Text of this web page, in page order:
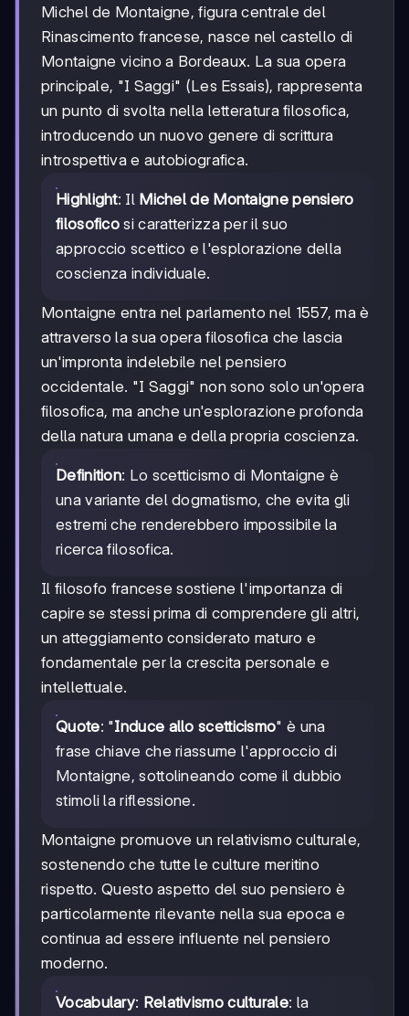
Michel de Montaigne, figura centrale del
Rinascimento francese, nasce nel castello di
Montaigne vicino a Bordeaux. La sua opera
principale, "I Saggi" (Les Essais), rappresenta
un punto di svolta nella letteratura filosofica,
introducendo un nuovo genere di scrittura
introspettiva e autobiografica.
Highlight: Il Michel de Montaigne pensiero
filosofico si caratterizza per il suo
approccio scettico e l'esplorazione della
coscienza individuale.
Montaigne entra nel parlamento nel 1557, ma è
attraverso la sua opera filosofica che lascia
un'impronta indelebile nel pensiero
occidentale. "I Saggi" non sono solo un'opera
filosofica, ma anche un'esplorazione profonda
della natura umana e della propria coscienza.
Definition: Lo scetticismo di Montaigne è
una variante del dogmatismo, che evita gli
estremi che renderebbero impossibile la
ricerca filosofica.
Il filosofo francese sostiene l'importanza di
capire se stessi prima di comprendere gli altri,
un atteggiamento considerato maturo e
fondamentale per la crescita personale e
intellettuale.
Quote: "Induce allo scetticismo" è una
frase chiave che riassume l'approccio di
Montaigne, sottolineando come il dubbio
stimoli la riflessione.
Montaigne promuove un relativismo culturale,
sostenendo che tutte le culture meritino
rispetto. Questo aspetto del suo pensiero è
particolarmente rilevante nella sua epoca e
continua ad essere influente nel pensiero
moderno.
Vocabulary: Relativismo culturale: la